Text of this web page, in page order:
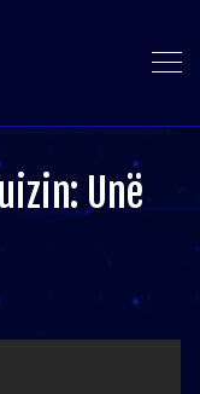
Unë